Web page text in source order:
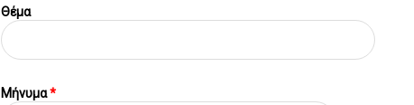
Θέμα
Μήνυμα*